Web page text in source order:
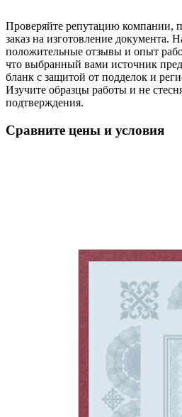
Проверяйте репутацию компании,
заказ на изготовление
положительные отзывы и опыт
что выбранный вами источник
бланк с защитой от подделок и
Изучите образцы работы и не
подтверждения.
Сравните цены и условия